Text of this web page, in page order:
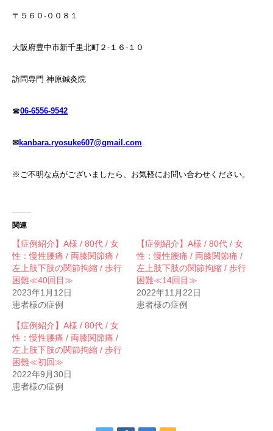
〒５６０-００８１
大阪府豊中市新千里北町２-１６-１０
訪問専門 神原鍼灸院
☎06-6556-9542
✉kanbara.ryosuke607@gmail.com
※ご不明な点がございましたら、お気軽にお問い合わせください。
関連
【症例紹介】A様 / 80代 / 女
性：慢性腰痛 / 両膝関節痛 /
左上肢下肢の関節拘縮 / 歩行
困難≪40回目≫
2023年1月12日
患者様の症例
【症例紹介】A様 / 80代 / 女
性：慢性腰痛 / 両膝関節痛 /
左上肢下肢の関節拘縮 / 歩行
困難≪14回目≫
2022年11月22日
患者様の症例
【症例紹介】A様 / 80代 / 女
性：慢性腰痛 / 両膝関節痛 /
左上肢下肢の関節拘縮 / 歩行
困難≪初回≫
2022年9月30日
患者様の症例